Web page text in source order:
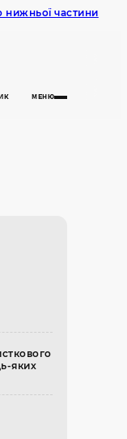
нижньої частини
МЕНЮ
яких